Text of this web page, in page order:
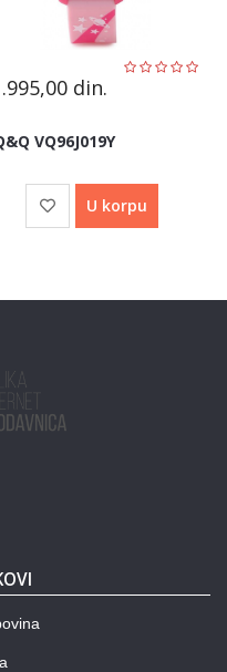
din.
VQ96J019Y
U korpu